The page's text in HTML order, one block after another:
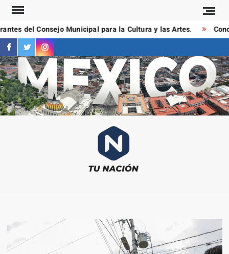
Saltar
contenidodel Consejo Municipal para la Cultura y las Artes.
facebook
twitterinstagram